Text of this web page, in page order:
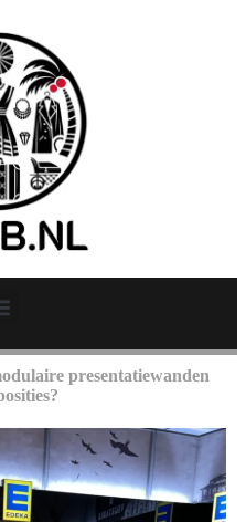
presentatiewanden